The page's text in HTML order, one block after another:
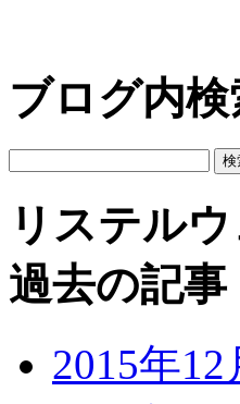
ブログ内検
リステル
過去の記事
2015年12